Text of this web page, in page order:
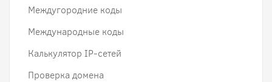
Междугородние коды
Международные коды
Калькулятор IP-сетей
Проверка домена